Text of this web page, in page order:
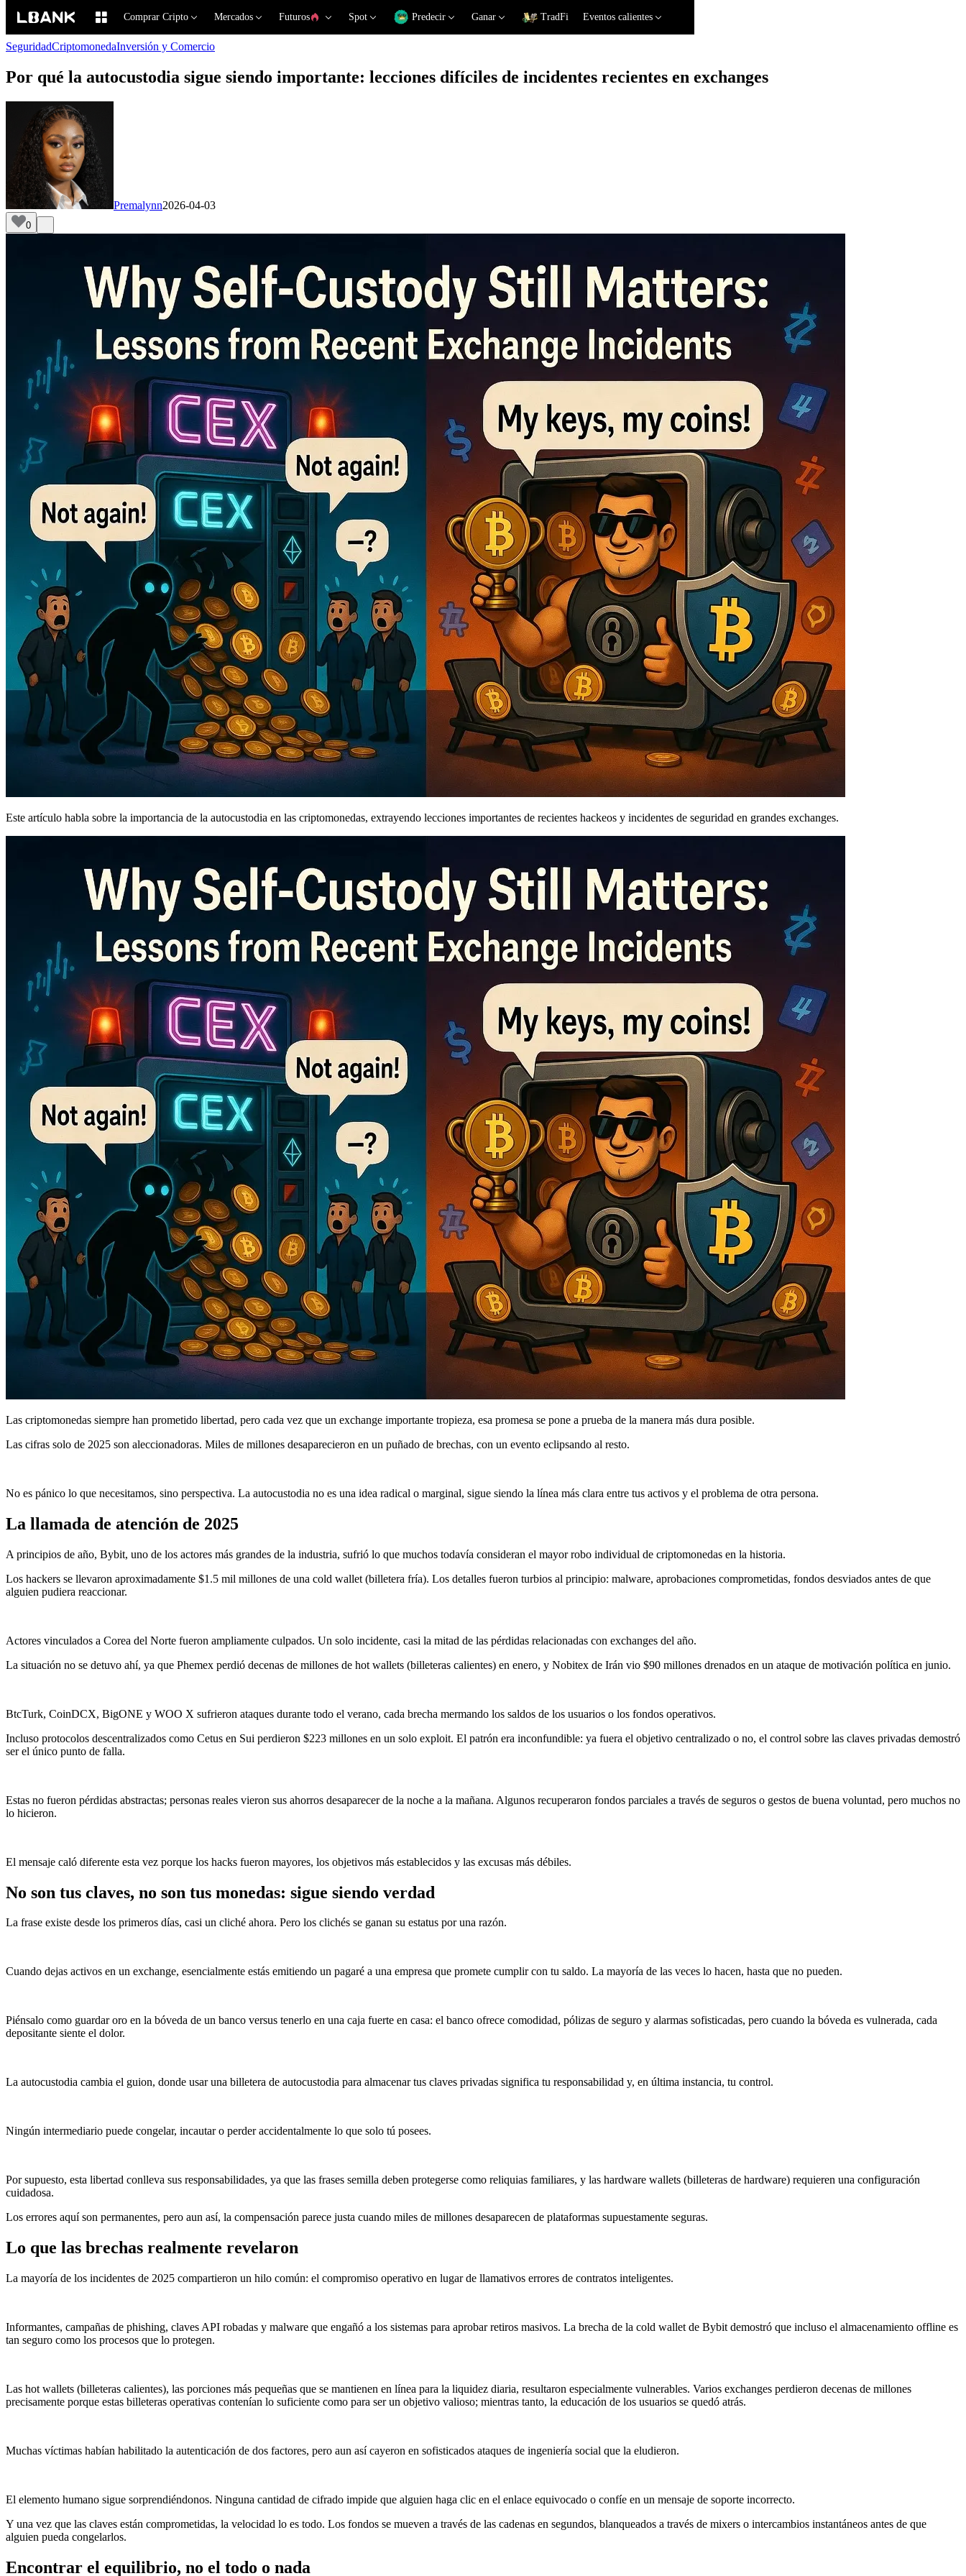
Comprar Cripto Mercados Futuros Spot Predecir Ganar TradFi Eventos calientes
SeguridadCriptomonedaInversión y Comercio
Por qué la autocustodia sigue siendo importante: lecciones difíciles de incidentes recientes en exchanges
Premalynn2026-04-03
0
Este artículo habla sobre la importancia de la autocustodia en las criptomonedas, extrayendo lecciones importantes de recientes hackeos y incidentes de seguridad en grandes exchanges.
Las criptomonedas siempre han prometido libertad, pero cada vez que un exchange importante tropieza, esa promesa se pone a prueba de la manera más dura posible.
Las cifras solo de 2025 son aleccionadoras. Miles de millones desaparecieron en un puñado de brechas, con un evento eclipsando al resto.
No es pánico lo que necesitamos, sino perspectiva. La autocustodia no es una idea radical o marginal, sigue siendo la línea más clara entre tus activos y el problema de otra persona.
La llamada de atención de 2025
A principios de año, Bybit, uno de los actores más grandes de la industria, sufrió lo que muchos todavía consideran el mayor robo individual de criptomonedas en la historia.
Los hackers se llevaron aproximadamente $1.5 mil millones de una cold wallet (billetera fría). Los detalles fueron turbios al principio: malware, aprobaciones comprometidas, fondos desviados antes de que
alguien pudiera reaccionar.
Actores vinculados a Corea del Norte fueron ampliamente culpados. Un solo incidente, casi la mitad de las pérdidas relacionadas con exchanges del año.
La situación no se detuvo ahí, ya que Phemex perdió decenas de millones de hot wallets (billeteras calientes) en enero, y Nobitex de Irán vio $90 millones drenados en un ataque de motivación política en junio.
BtcTurk, CoinDCX, BigONE y WOO X sufrieron ataques durante todo el verano, cada brecha mermando los saldos de los usuarios o los fondos operativos.
Incluso protocolos descentralizados como Cetus en Sui perdieron $223 millones en un solo exploit. El patrón era inconfundible: ya fuera el objetivo centralizado o no, el control sobre las claves privadas demostró
ser el único punto de falla.
Estas no fueron pérdidas abstractas; personas reales vieron sus ahorros desaparecer de la noche a la mañana. Algunos recuperaron fondos parciales a través de seguros o gestos de buena voluntad, pero muchos no
lo hicieron.
El mensaje caló diferente esta vez porque los hacks fueron mayores, los objetivos más establecidos y las excusas más débiles.
No son tus claves, no son tus monedas: sigue siendo verdad
La frase existe desde los primeros días, casi un cliché ahora. Pero los clichés se ganan su estatus por una razón.
Cuando dejas activos en un exchange, esencialmente estás emitiendo un pagaré a una empresa que promete cumplir con tu saldo. La mayoría de las veces lo hacen, hasta que no pueden.
Piénsalo como guardar oro en la bóveda de un banco versus tenerlo en una caja fuerte en casa: el banco ofrece comodidad, pólizas de seguro y alarmas sofisticadas, pero cuando la bóveda es vulnerada, cada
depositante siente el dolor.
La autocustodia cambia el guion, donde usar una billetera de autocustodia para almacenar tus claves privadas significa tu responsabilidad y, en última instancia, tu control.
Ningún intermediario puede congelar, incautar o perder accidentalmente lo que solo tú posees.
Por supuesto, esta libertad conlleva sus responsabilidades, ya que las frases semilla deben protegerse como reliquias familiares, y las hardware wallets (billeteras de hardware) requieren una configuración
cuidadosa.
Los errores aquí son permanentes, pero aun así, la compensación parece justa cuando miles de millones desaparecen de plataformas supuestamente seguras.
Lo que las brechas realmente revelaron
La mayoría de los incidentes de 2025 compartieron un hilo común: el compromiso operativo en lugar de llamativos errores de contratos inteligentes.
Informantes, campañas de phishing, claves API robadas y malware que engañó a los sistemas para aprobar retiros masivos. La brecha de la cold wallet de Bybit demostró que incluso el almacenamiento offline es
tan seguro como los procesos que lo protegen.
Las hot wallets (billeteras calientes), las porciones más pequeñas que se mantienen en línea para la liquidez diaria, resultaron especialmente vulnerables. Varios exchanges perdieron decenas de millones
precisamente porque estas billeteras operativas contenían lo suficiente como para ser un objetivo valioso; mientras tanto, la educación de los usuarios se quedó atrás.
Muchas víctimas habían habilitado la autenticación de dos factores, pero aun así cayeron en sofisticados ataques de ingeniería social que la eludieron.
El elemento humano sigue sorprendiéndonos. Ninguna cantidad de cifrado impide que alguien haga clic en el enlace equivocado o confíe en un mensaje de soporte incorrecto.
Y una vez que las claves están comprometidas, la velocidad lo es todo. Los fondos se mueven a través de las cadenas en segundos, blanqueados a través de mixers o intercambios instantáneos antes de que
alguien pueda congelarlos.
Encontrar el equilibrio, no el todo o nada